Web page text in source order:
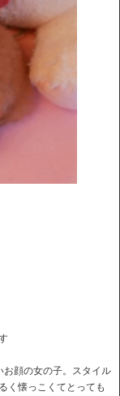
顔の女の子。スタイル
く懐っこくてとっても